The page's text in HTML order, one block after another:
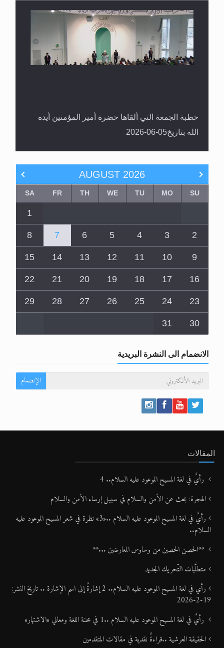
خطبة الجمعة التي ألقاها حضرة أمير المؤمنين أيده
الله بتاريخ05-06-2026
AUGUST 2026
SU
MO
TU
WE
TH
FR
SA
1
2
3
4
5
6
7
8
9
10
11
12
13
14
15
16
17
18
19
20
21
22
23
24
25
26
27
28
29
30
31
الانضمام الى النشرة البريدية
الإنضمام
المقالات
رأيٌ في لغة المسيح الموعود عليه السلام.. 4
الهجرة: بحث عن الأمن والسلام في سبيل إرساء الأمن والسلام
رأيٌ في لغة المسيح الموعود عليه السلام ..«3» نظرة في شعر المسيح الموعود عليه
السلام..
**الحصن الحصين من وساوس المعارضين ...**
متطلَّبات التّحريك الجديد
رأي في لغة المسيح الموعود عليه السلام.. 2 إشارةٌ إلى اسم الإشارة .. تاريخ النشر:
19-2-2026
رأيٌ في لغة المسيح الموعود عليه السلام ..1 في محنة اللغة ومعاني «الاشتهار»
الحقيقة العرشية ..قراءةٌ نقدية في مقالات المتقدمين